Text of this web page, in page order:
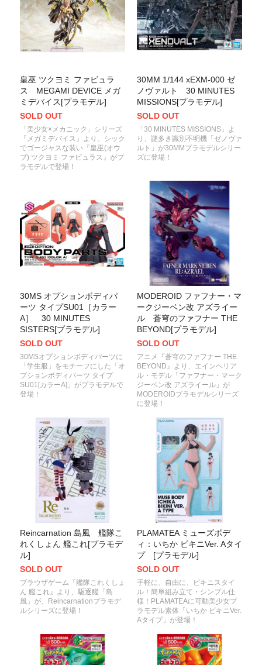
皇巫 ツクヨミ ファビュラ
ス MEGAMI DEVICE メガ
ミデバイス[プラモデル]
SOLD OUT
「美少女×メカニック」シリーズ
『メガミデバイス』より、シック
でゴージャスな装い『皇巫(オウ
ブ) ツクヨミ ファビュラス』がプ
ラモデルで登場！
30MM 1/144 xEXM-000 ゼ
ノヴァルト 30 MINUTES
MISSIONS[プラモデル]
SOLD OUT
「30 MINUTES MISSIONS」よ
り、謎多き識別不明機「ゼノヴァ
ルト」が30MMプラモデルシリー
ズに登場！
30MS オプションボディパ
ーツ タイプSU01［カラー
A］ 30 MINUTES
SISTERS[プラモデル]
SOLD OUT
30MSオプションボディパーツに
「学生服」をモチーフにした「オ
プションボディパーツ タイプ
SU01[カラーA]」がプラモデルで
登場！
MODEROID ファフナー・マ
ークジーベン改 アズライー
ル 蒼穹のファフナー THE
BEYOND[プラモデル]
SOLD OUT
アニメ『蒼穹のファフナー THE
BEYOND』より、エインヘリア
ル・モデル「ファフナー・マーク
ジーベン改 アズライール」が
MODEROIDプラモデルシリーズ
に登場！
Reincarnation 島風 艦隊こ
れくしょん 艦これ[プラモデ
ル]
SOLD OUT
ブラウザゲーム『艦隊これくしょ
ん 艦これ』より、駆逐艦「島
風」が、Reincarnationプラモデ
ルシリーズに登場！
PLAMATEA ミューズボデ
ィ：いちか ビキニVer. Aタイ
プ [プラモデル]
SOLD OUT
手軽に、自由に、ビキニスタイ
ル！簡単組み立て・シンプル仕
様！PLAMATEAに可動美少女プ
ラモデル素体「いちか ビキニVer.
Aタイプ」が登場！